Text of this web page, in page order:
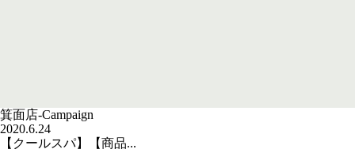
箕面店-Campaign
2020.6.24
【クールスパ】【商品...